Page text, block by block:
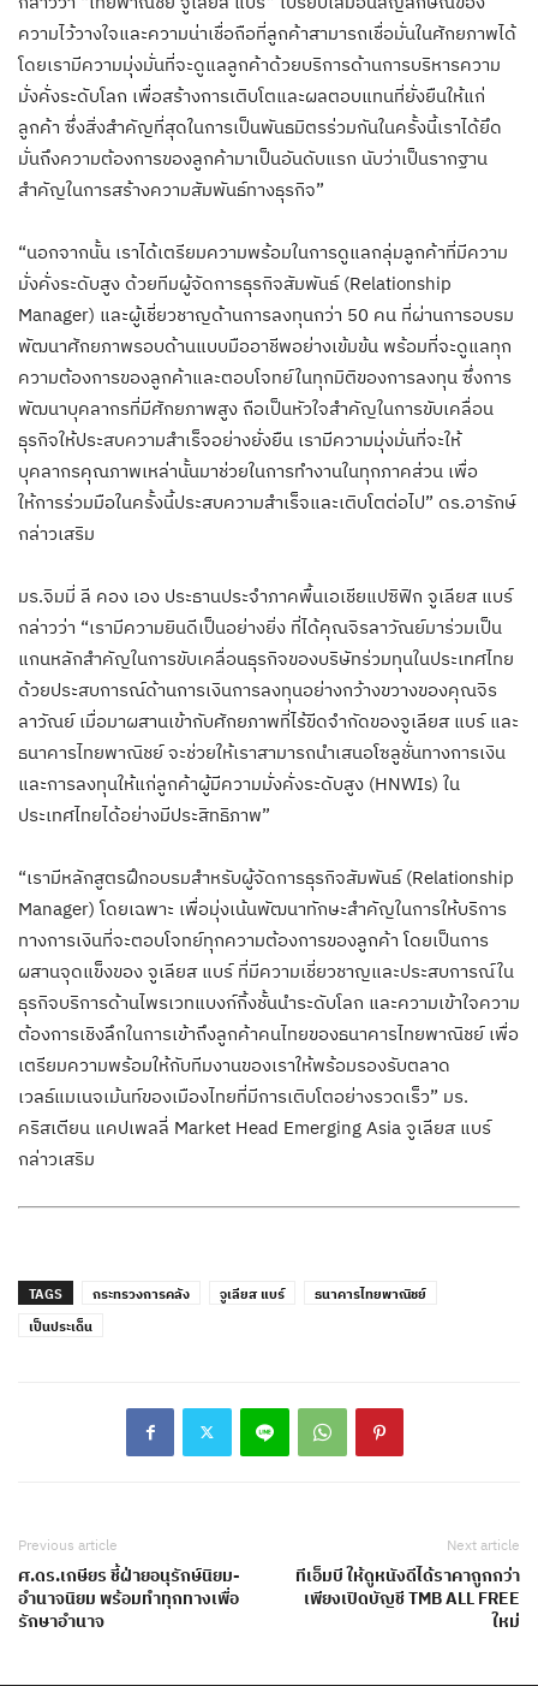
ความไว้วางใจและความน่าเชื่อถือที่ลูกค้าสามารถเชื่อมั่นในศักยภาพได้
โดยเรามีความมุ่งมั่นที่จะดูแลลูกค้าด้วยบริการด้านการบริหารความ
มั่งคั่งระดับโลก เพื่อสร้างการเติบโตและผลตอบแทนที่ยั่งยืนให้แก่
ลูกค้า ซึ่งสิ่งสำคัญที่สุดในการเป็นพันธมิตรร่วมกันในครั้งนี้เราได้ยึด
มั่นถึงความต้องการของลูกค้ามาเป็นอันดับแรก นับว่าเป็นรากฐาน
สำคัญในการสร้างความสัมพันธ์ทางธุรกิจ”
“นอกจากนั้น เราได้เตรียมความพร้อมในการดูแลกลุ่มลูกค้าที่มีความ
มั่งคั่งระดับสูง ด้วยทีมผู้จัดการธุรกิจสัมพันธ์ (Relationship
Manager) และผู้เชี่ยวชาญด้านการลงทุนกว่า 50 คน ที่ผ่านการอบรม
พัฒนาศักยภาพรอบด้านแบบมืออาชีพอย่างเข้มข้น พร้อมที่จะดูแลทุก
ความต้องการของลูกค้าและตอบโจทย์ในทุกมิติของการลงทุน ซึ่งการ
พัฒนาบุคลากรที่มีศักยภาพสูง ถือเป็นหัวใจสำคัญในการขับเคลื่อน
ธุรกิจให้ประสบความสำเร็จอย่างยั่งยืน เรามีความมุ่งมั่นที่จะให้
บุคลากรคุณภาพเหล่านั้นมาช่วยในการทำงานในทุกภาคส่วน เพื่อ
ให้การร่วมมือในครั้งนี้ประสบความสำเร็จและเติบโตต่อไป” ดร.อารักษ์
กล่าวเสริม
มร.จิมมี่ ลี คอง เอง ประธานประจำภาคพื้นเอเชียแปซิฟิก จูเลียส แบร์
กล่าวว่า “เรามีความยินดีเป็นอย่างยิ่ง ที่ได้คุณจิรลาวัณย์มาร่วมเป็น
แกนหลักสำคัญในการขับเคลื่อนธุรกิจของบริษัทร่วมทุนในประเทศไทย
ด้วยประสบการณ์ด้านการเงินการลงทุนอย่างกว้างขวางของคุณจิร
ลาวัณย์ เมื่อมาผสานเข้ากับศักยภาพที่ไร้ขีดจำกัดของจูเลียส แบร์ และ
ธนาคารไทยพาณิชย์ จะช่วยให้เราสามารถนำเสนอโซลูชั่นทางการเงิน
และการลงทุนให้แก่ลูกค้าผู้มีความมั่งคั่งระดับสูง (HNWIs) ใน
ประเทศไทยได้อย่างมีประสิทธิภาพ”
“เรามีหลักสูตรฝึกอบรมสำหรับผู้จัดการธุรกิจสัมพันธ์ (Relationship
Manager) โดยเฉพาะ เพื่อมุ่งเน้นพัฒนาทักษะสำคัญในการให้บริการ
ทางการเงินที่จะตอบโจทย์ทุกความต้องการของลูกค้า โดยเป็นการ
ผสานจุดแข็งของ จูเลียส แบร์ ที่มีความเชี่ยวชาญและประสบการณ์ใน
ธุรกิจบริการด้านไพรเวทแบงก์กิ้งชั้นนำระดับโลก และความเข้าใจความ
ต้องการเชิงลึกในการเข้าถึงลูกค้าคนไทยของธนาคารไทยพาณิชย์ เพื่อ
เตรียมความพร้อมให้กับทีมงานของเราให้พร้อมรองรับตลาด
เวลธ์แมเนจเม้นท์ของเมืองไทยที่มีการเติบโตอย่างรวดเร็ว” มร.
คริสเตียน แคปเพลลี่ Market Head Emerging Asia จูเลียส แบร์
กล่าวเสริม
TAGS กระทรวงการคลัง จูเลียส แบร์
ธนาคารไทยพาณิชย์
เป็นประเด็น
Previous article
ศ.ดร.เกษียร ชี้ฝ่ายอนุรักษ์นิยม-
อำนาจนิยม พร้อมทำทุกทางเพื่อ
รักษาอำนาจ
Next article
ทีเอ็มบี ให้ดูหนังดีได้ราคาถูกกว่า
เพียงเปิดบัญชี TMB ALL FREE
ใหม่